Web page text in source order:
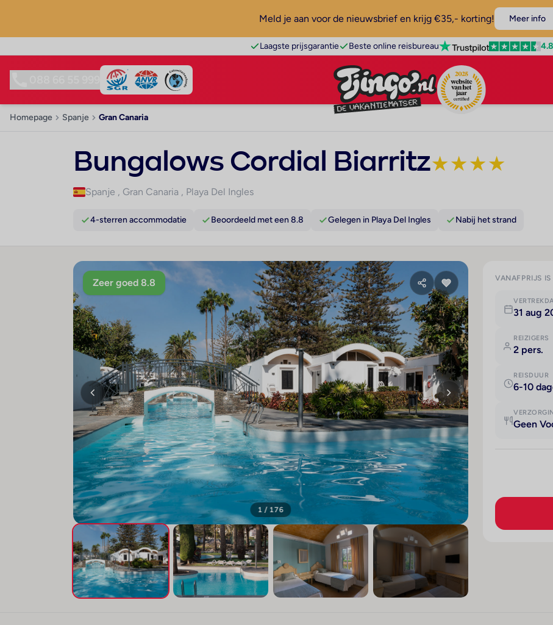
Meld je aan voor de nieuwsbrief en krijg €35,- korting! Meer info
Laagste prijsgarantie Beste online reisbureau
Homepage Spanje Gran Canaria
Bungalows Cordial Biarritz★★★★
Spanje , Gran Canaria , Playa Del Ingles
4-sterren accommodatie Beoordeeld met een 8.8 Gelegen in Playa Del Ingles Nabij het strand
Zeer goed 8.8
1 / 176
VANAFPRIJS IS
31 aug
REIZIGERS
2 pers.
REISDUUR
6-10
Geen